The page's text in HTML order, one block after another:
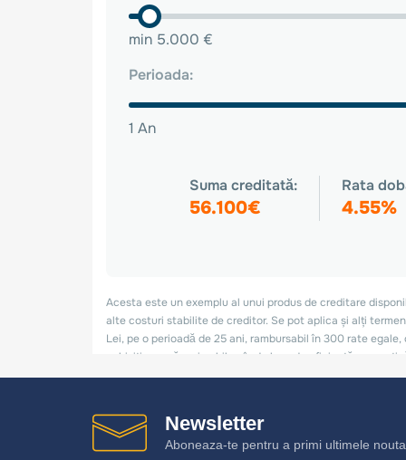
Newsletter
Aboneaza-te pentru a primi ultimele